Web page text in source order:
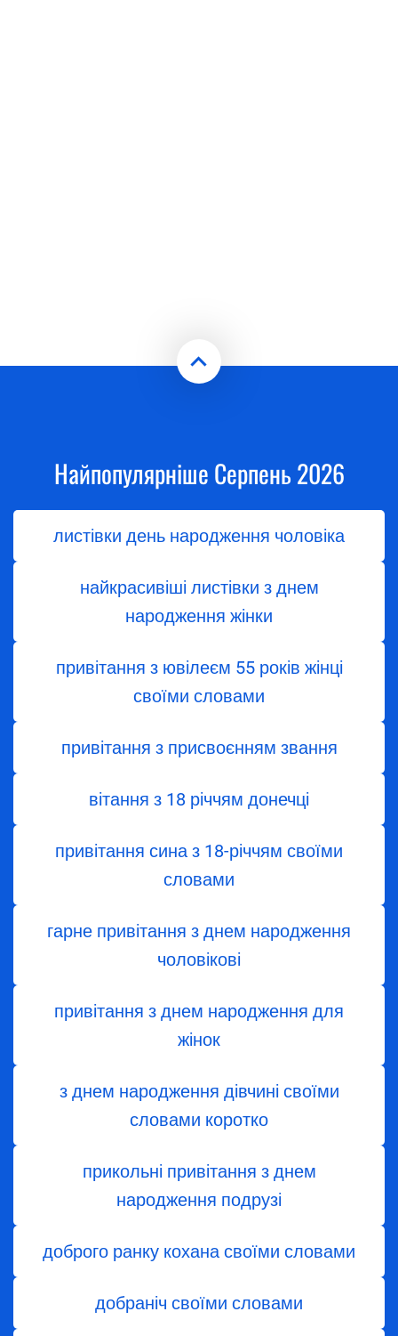
Найпопулярніше Серпень 2026
листівки день народження чоловіка
найкрасивіші листівки з днем
народження жінки
привітання з ювілеєм 55 років жінці
своїми словами
привітання з присвоєнням звання
вітання з 18 річчям донечці
привітання сина з 18-річчям своїми
словами
гарне привітання з днем народження
чоловікові
привітання з днем народження для
жінок
з днем ​​народження дівчині своїми
словами коротко
прикольні привітання з днем
народження подрузі
доброго ранку кохана своїми словами
добраніч своїми словами